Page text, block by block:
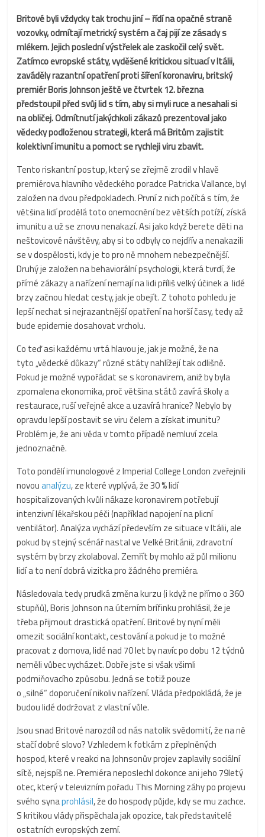
Britové byli vždycky tak trochu jiní – řídí na opačné straně
vozovky, odmítají metrický systém a čaj pijí ze zásady s
mlékem. Jejich poslední výstřelek ale zaskočil celý svět.
Zatímco evropské státy, vyděšené kritickou situací v Itálii,
zaváděly razantní opatření proti šíření koronaviru, britský
premiér Boris Johnson ještě ve čtvrtek 12. března
předstoupil před svůj lid s tím, aby si myli ruce a nesahali si
na obličej. Odmítnutí jakýchkoli zákazů prezentoval jako
vědecky podloženou strategii, která má Britům zajistit
kolektivní imunitu a pomoct se rychleji viru zbavit.
Tento riskantní postup, který se zřejmě zrodil v hlavě
premiérova hlavního vědeckého poradce Patricka Vallance, byl
založen na dvou předpokladech. První z nich počítá s tím, že
většina lidí prodělá toto onemocnění bez větších potíží, získá
imunitu a už se znovu nenakazí. Asi jako když berete děti na
neštovicové návštěvy, aby si to odbyly co nejdřív a nenakazili
se v dospělosti, kdy je to pro ně mnohem nebezpečnější.
Druhý je založen na behaviorální psychologii, která tvrdí, že
přímé zákazy a nařízení nemají na lidi příliš velký účinek a lidé
brzy začnou hledat cesty, jak je obejít. Z tohoto pohledu je
lepší nechat si nejrazantnější opatření na horší časy, tedy až
bude epidemie dosahovat vrcholu.
Co teď asi každému vrtá hlavou je, jak je možné, že na
tyto „vědecké důkazy“ různé státy nahlížejí tak odlišně.
Pokud je možné vypořádat se s koronavirem, aniž by byla
zpomalena ekonomika, proč většina států zavírá školy a
restaurace, ruší veřejné akce a uzavírá hranice? Nebylo by
opravdu lepší postavit se viru čelem a získat imunitu?
Problém je, že ani věda v tomto případě nemluví zcela
jednoznačně.
Toto pondělí imunologové z Imperial College London zveřejnili
novouanalýzu, ze které vyplývá, že 30 % lidí
hospitalizovaných kvůli nákaze koronavirem potřebují
intenzivní lékařskou péči (například napojení na plicní
ventilátor). Analýza vychází především ze situace v Itálii, ale
pokud by stejný scénář nastal ve Velké Británii, zdravotní
systém by brzy zkolaboval. Zemřít by mohlo až půl milionu
lidí a to není dobrá vizitka pro žádného premiéra.
Následovala tedy prudká změna kurzu (i když ne přímo o 360
stupňů), Boris Johnson na úterním brífinku prohlásil, že je
třeba přijmout drastická opatření. Britové by nyní měli
omezit sociální kontakt, cestování a pokud je to možné
pracovat z domova, lidé nad 70 let by navíc po dobu 12 týdnů
neměli vůbec vycházet. Dobře jste si však všimli
podmiňovacího způsobu. Jedná se totiž pouze
o „silné“ doporučení nikoliv nařízení. Vláda předpokládá, že je
budou lidé dodržovat z vlastní vůle.
Jsou snad Britové narozdíl od nás natolik svědomití, že na ně
stačí dobré slovo? Vzhledem k fotkám z přeplněných
hospod, které v reakci na Johnsonův projev zaplavily sociální
sítě, nejspíš ne. Premiéra neposlechl dokonce ani jeho 79letý
otec, který v televizním pořadu This Morning záhy po projevu
svého synaprohlásil, že do hospody půjde, kdy se mu zachce.
S kritikou vlády přispěchala jak opozice, tak představitelé
ostatních evropských zemí.